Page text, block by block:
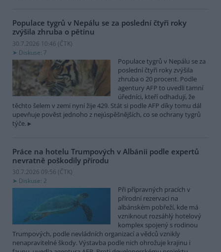
Populace tygrů v Nepálu se za poslední čtyři roky
zvýšila zhruba o pětinu
30.7.2026 10:46 (ČTK)
Diskuse: 7
Populace tygrů v Nepálu se za
poslední čtyři roky zvýšila
zhruba o 20 procent. Podle
agentury AFP to uvedli tamní
úředníci, kteří odhadují, že
těchto šelem v zemi nyní žije 429. Stát si podle AFP díky tomu dál
upevňuje pověst jednoho z nejúspěšnějších, co se ochrany tygrů
týče.
Práce na hotelu Trumpových v Albánii podle expertů
nevratně poškodily přírodu
30.7.2026 09:56 (ČTK)
Diskuse: 2
Při přípravných pracích v
přírodní rezervaci na
albánském pobřeží, kde má
vzniknout rozsáhlý hotelový
komplex spojený s rodinou
Trumpových, podle nevládních organizací a vědců vznikly
nenapravitelné škody. Výstavba podle nich ohrožuje krajinu i